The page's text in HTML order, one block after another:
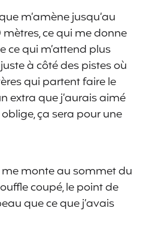
m’amène jusqu‘au
ce qui me donne
ce qui m’attend plus
à côté des pistes où
qui partent faire le
extra que j’aurais aimé
ça sera pour une
monte au sommet du
coupé, le point de
que ce que j’avais